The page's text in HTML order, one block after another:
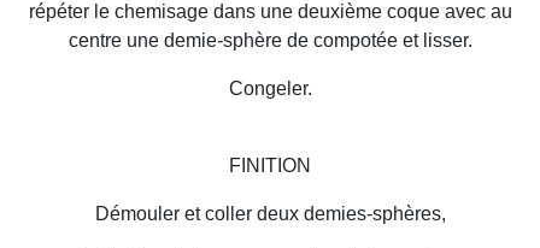
répéter le chemisage dans une deuxième coque avec au
centre une demie-sphère de compotée et lisser.
Congeler.
FINITION
Démouler et coller deux demies-sphères,